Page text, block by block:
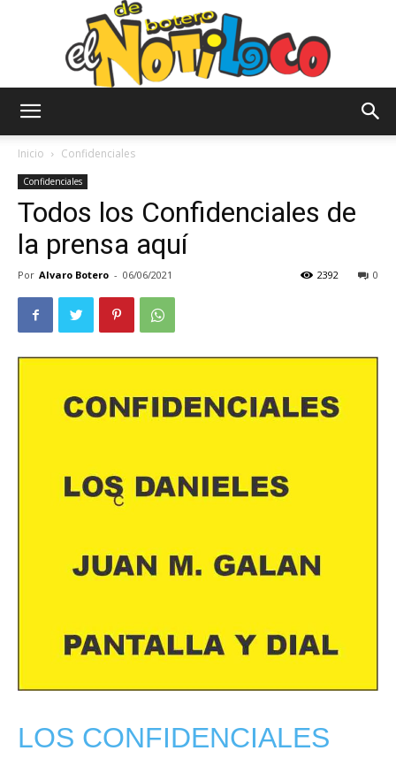
Notiloco
Inicio Confidenciales
Confidenciales
Todos los Confidenciales de
la prensa aquí
Por Alvaro Botero - 06/06/2021 0
2392
LOS CONFIDENCIALES